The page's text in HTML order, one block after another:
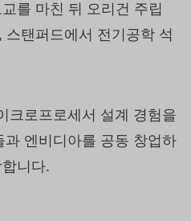
를 마친 뒤 오리건 주립
탠퍼드에서 전기공학 석
크로프로세서 설계 경험을
엔비디아를 공동 창업하
니다.